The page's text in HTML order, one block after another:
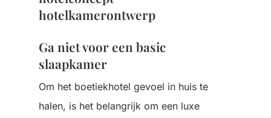
Ga niet voor een basic
slaapkamer
Om het boetiekhotel gevoel in huis te
halen, is het belangrijk om een luxe